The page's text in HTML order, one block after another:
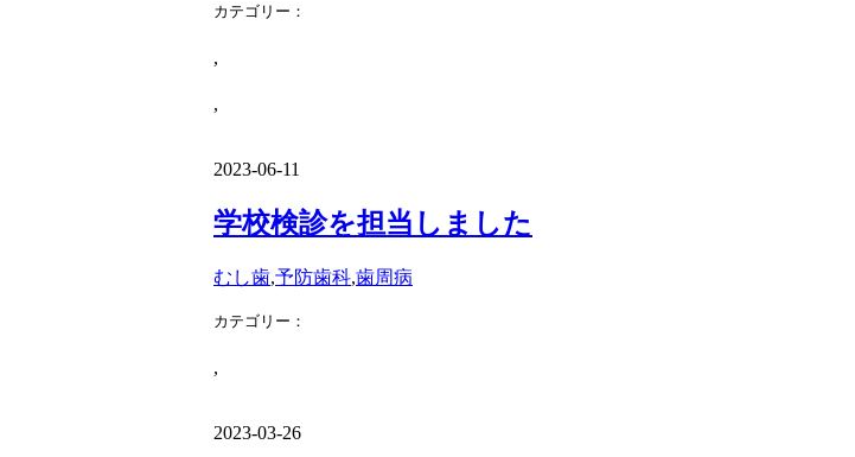
カテゴリー：
,
,
2023-06-11
学校検診を担当しました
むし歯,予防歯科,歯周病
カテゴリー：
,
2023-03-26